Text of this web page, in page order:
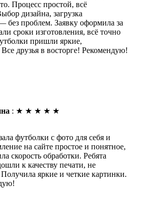
Процесс простой, всё
дизайна, загрузка
без проблем. Заявку оформила за
сроки изготовления, всё точно
пришли яркие,
друзья в восторге! Рекомендую!
: ★ ★ ★ ★ ★
футболки с фото для себя и
на сайте простое и понятное,
скорость обработки. Ребята
к качеству печати, не
яркие и четкие картинки.